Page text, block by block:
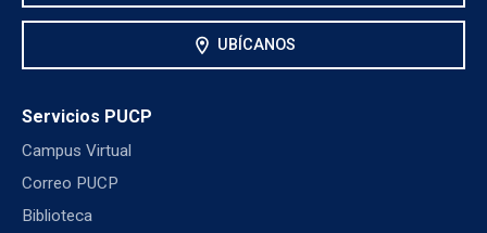
location_on UBÍCANOS
Servicios PUCP
Campus Virtual
Correo PUCP
Biblioteca